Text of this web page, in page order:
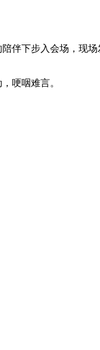
下步入会场，现
哽咽难言。